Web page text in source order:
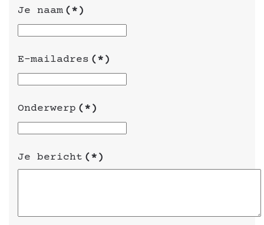
Je naam (*)
E-mailadres (*)
Onderwerp (*)
Je bericht (*)